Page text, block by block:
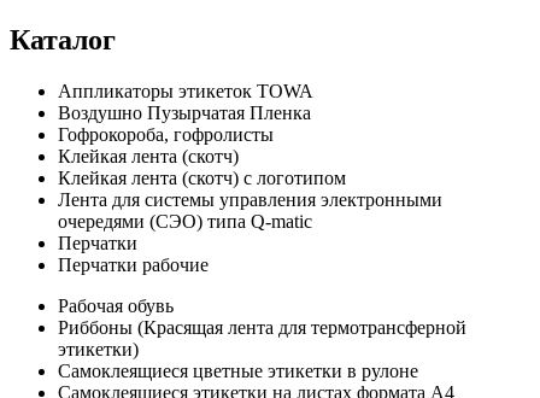
Каталог
Аппликаторы этикеток TOWA
Воздушно Пузырчатая Пленка
Гофрокороба, гофролисты
Клейкая лента (скотч)
Клейкая лента (скотч) с логотипом
Лента для системы управления электронными
очередями (СЭО) типа Q-matic
Перчатки
Перчатки рабочие
Рабочая обувь
Риббоны (Красящая лента для термотрансферной
этикетки)
Самоклеящиеся цветные этикетки в рулоне
Самоклеящиеся этикетки на листах формата А4